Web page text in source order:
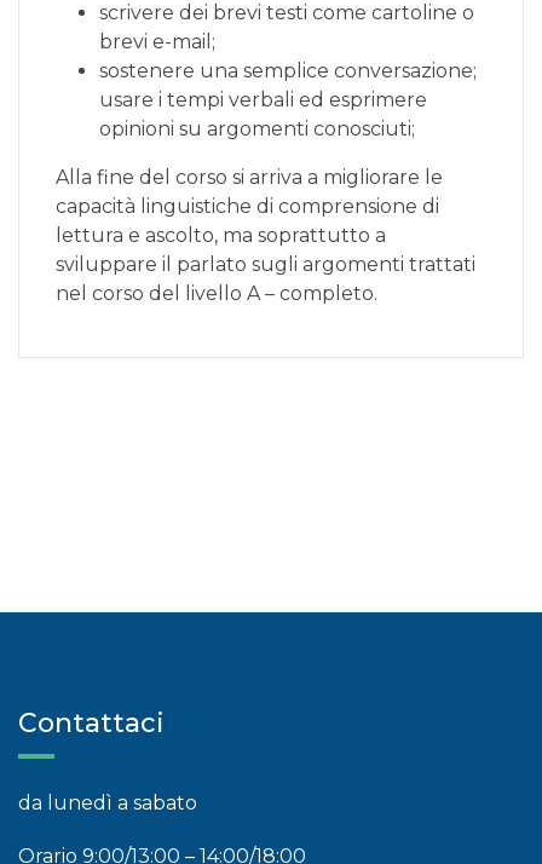
scrivere dei brevi testi come cartoline o
brevi e-mail;
sostenere una semplice conversazione;
usare i tempi verbali ed esprimere
opinioni su argomenti conosciuti;
Alla fine del corso si arriva a migliorare le
capacità linguistiche di comprensione di
lettura e ascolto, ma soprattutto a
sviluppare il parlato sugli argomenti trattati
nel corso del livello A – completo.
Contattaci
da lunedì a sabato
Orario 9:00/13:00 – 14:00/18:00